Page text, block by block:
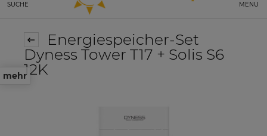
MENU
SUCHE
mehr
Energiespeicher-Set
Dyness Tower T17 + Solis S6
12K